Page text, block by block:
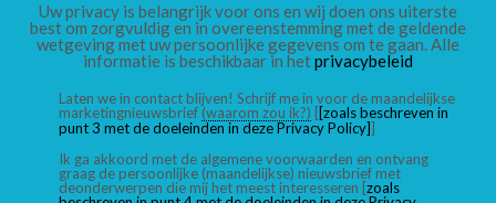
Uw privacy is belangrijk voor ons en wij doen ons uiterste
best om zorgvuldig en in overeenstemming met de geldende
wetgeving met uw persoonlijke gegevens om te gaan. Alle
informatie is beschikbaar in hetprivacybeleid
Laten we in contact blijven! Schrijf me in voor de maandelijkse
marketingnieuwsbrief (waarom zou ik?) [[zoals beschreven in
punt 3 met de doeleinden in deze Privacy Policy]]
Ik ga akkoord met de algemene voorwaarden en ontvang
graag de persoonlijke (maandelijkse) nieuwsbrief met
deonderwerpen die mij het meest interesseren [zoals